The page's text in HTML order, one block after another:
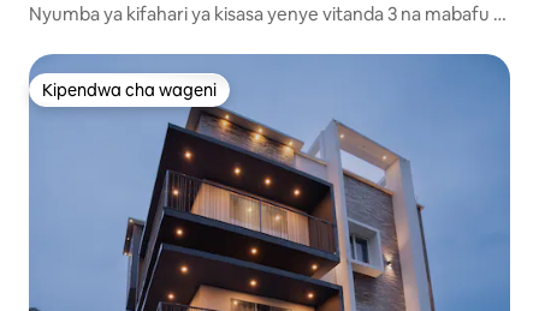
Nyumba ya kifahari ya kisasa yenye vitanda 3 na mabafu 3
Kipendwa cha wageni
Kipendwa cha wageni